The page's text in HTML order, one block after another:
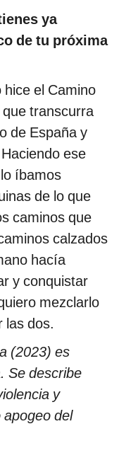
ya
de tu próxima
el Camino
transcurra
de España y
ese
íbamos
de lo que
caminos que
calzados
hacía
y conquistar
mezclarlo
las dos.
(2023) es
Se describe
y
del